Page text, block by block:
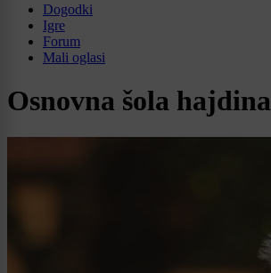
Dogodki
Igre
Forum
Mali oglasi
Osnovna šola hajdina